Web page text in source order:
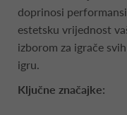
doprinosi
estetsku vrijednost
izborom za igrače
igru.
Ključne značajke: